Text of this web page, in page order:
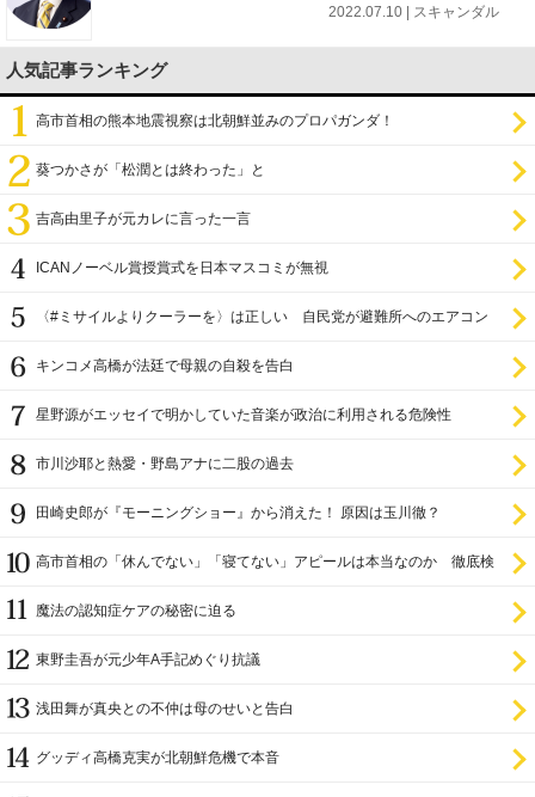
2022.07.10 | スキャンダル
人気記事ランキング
高市首相の熊本地震視察は北朝鮮並みのプロパガンダ！
葵つかさが「松潤とは終わった」と
吉高由里子が元カレに言った一言
ICANノーベル賞授賞式を日本マスコミが無視
〈#ミサイルよりクーラーを〉は正しい 自民党が避難所へのエアコン
キンコメ高橋が法廷で母親の自殺を告白
星野源がエッセイで明かしていた音楽が政治に利用される危険性
市川沙耶と熱愛・野島アナに二股の過去
田崎史郎が『モーニングショー』から消えた！ 原因は玉川徹？
高市首相の「休んでない」「寝てない」アピールは本当なのか 徹底検
魔法の認知症ケアの秘密に迫る
東野圭吾が元少年A手記めぐり抗議
浅田舞が真央との不仲は母のせいと告白
グッディ高橋克実が北朝鮮危機で本音